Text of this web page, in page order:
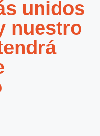
unidos
nuestro